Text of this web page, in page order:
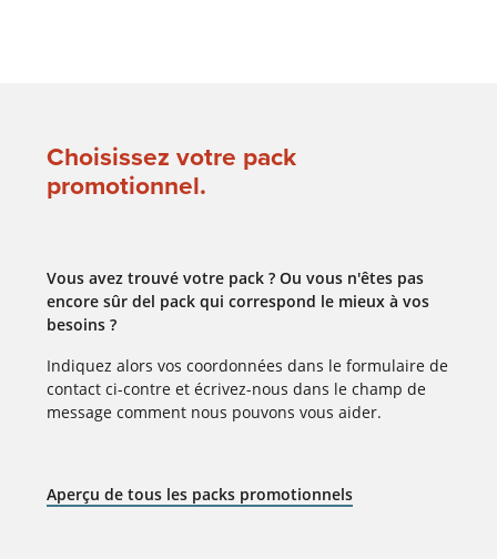
Choisissez votre pack
promotionnel.
Vous avez trouvé votre pack ? Ou vous n'êtes pas
encore sûr del pack qui correspond le mieux à vos
besoins ?
Indiquez alors vos coordonnées dans le formulaire de
contact ci-contre et écrivez-nous dans le champ de
message comment nous pouvons vous aider.
Aperçu de tous les packs promotionnels